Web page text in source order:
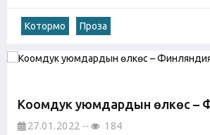
Котормо Проза
Коомдук уюмдардын өлкөсү –
27.01.2022 184